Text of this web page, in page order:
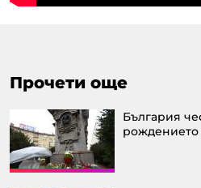
Прочети още
България
рождението